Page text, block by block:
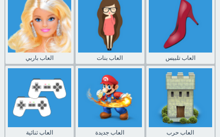
العاب باربي العاب بنات العاب تلبيس
العاب ثنائية العاب جديدة العاب حرب